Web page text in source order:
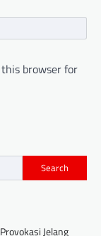
browser for
Search
Jelang